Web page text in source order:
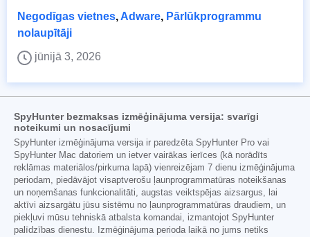
Negodīgas vietnes, Adware, Pārlūkprogrammu
nolaupītāji
jūnijā 3, 2026
SpyHunter bezmaksas izmēģinājuma versija: svarīgi
noteikumi un nosacījumi
SpyHunter izmēģinājuma versija ir paredzēta SpyHunter Pro vai
SpyHunter Mac datoriem un ietver vairākas ierīces (kā norādīts
reklāmas materiālos/pirkuma lapā) vienreizējam 7 dienu izmēģinājuma
periodam, piedāvājot visaptverošu ļaunprogrammatūras noteikšanas
un noņemšanas funkcionalitāti, augstas veiktspējas aizsargus, lai
aktīvi aizsargātu jūsu sistēmu no ļaunprogrammatūras draudiem, un
piekļuvi mūsu tehniskā atbalsta komandai, izmantojot SpyHunter
palīdzības dienestu. Izmēģinājuma perioda laikā no jums netiks